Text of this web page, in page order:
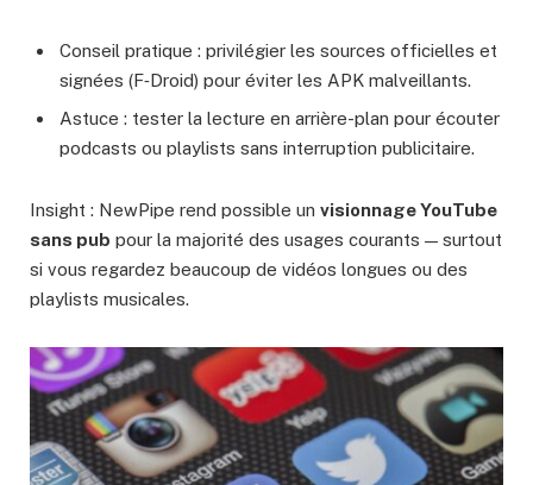
Conseil pratique : privilégier les sources officielles et
signées (F‑Droid) pour éviter les APK malveillants.
Astuce : tester la lecture en arrière-plan pour écouter
podcasts ou playlists sans interruption publicitaire.
Insight : NewPipe rend possible un visionnage YouTube
sans pub pour la majorité des usages courants — surtout
si vous regardez beaucoup de vidéos longues ou des
playlists musicales.